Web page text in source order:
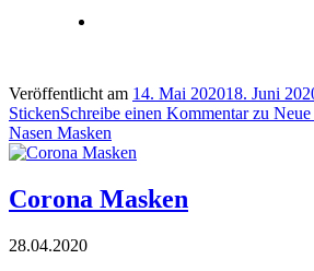
Veröffentlicht am 14. Mai 202018. Juni
StickenSchreibe einen Kommentarzu Neue
Nasen Masken
Corona Masken
28.04.2020